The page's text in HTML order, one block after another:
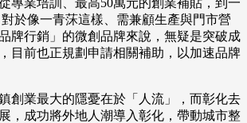
於像一青莯這樣、需兼顧生產與門市營
牌行銷」的微創品牌來說，無疑是突破成
目前也正規劃申請相關補助，以加速品牌
創業最大的隱憂在於「人流」，而彰化去
，成功將外地人潮導入彰化，帶動城市整